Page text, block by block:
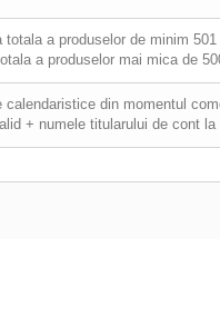
a produselor de minim
a produselor mai mica de
din momentul
+ numele titularului de cont